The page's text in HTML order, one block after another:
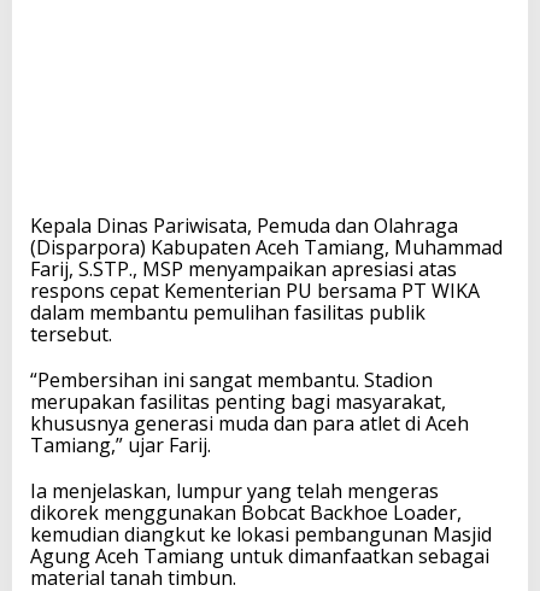
Kepala Dinas Pariwisata, Pemuda dan Olahraga
(Disparpora) Kabupaten Aceh Tamiang, Muhammad
Farij, S.STP., MSP menyampaikan apresiasi atas
respons cepat Kementerian PU bersama PT WIKA
dalam membantu pemulihan fasilitas publik
tersebut.
“Pembersihan ini sangat membantu. Stadion
merupakan fasilitas penting bagi masyarakat,
khususnya generasi muda dan para atlet di Aceh
Tamiang,” ujar Farij.
Ia menjelaskan, lumpur yang telah mengeras
dikorek menggunakan Bobcat Backhoe Loader,
kemudian diangkut ke lokasi pembangunan Masjid
Agung Aceh Tamiang untuk dimanfaatkan sebagai
material tanah timbun.